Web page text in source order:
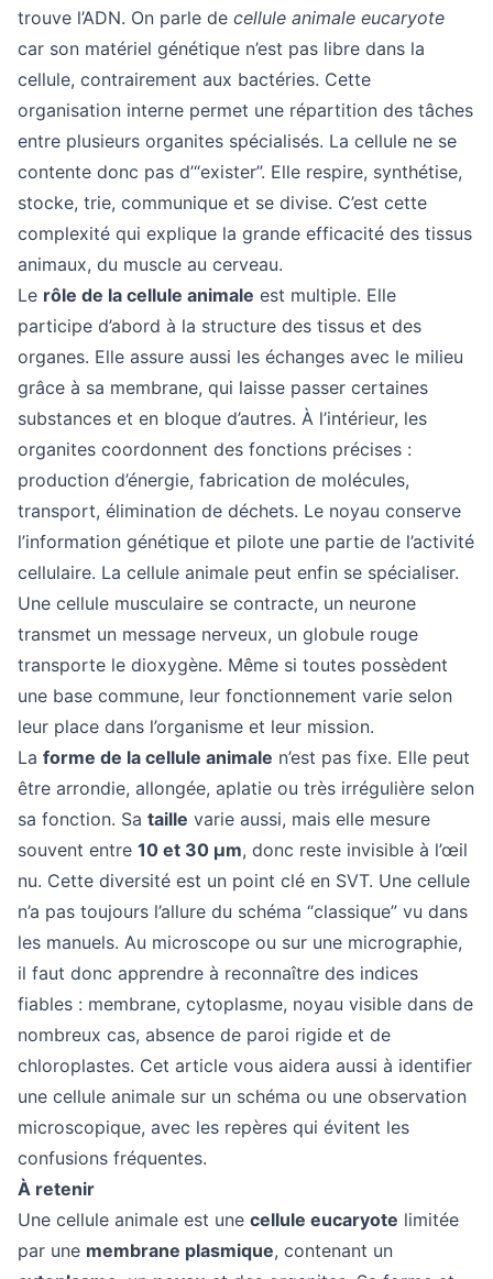
trouve l’ADN. On parle de cellule animale eucaryote
car son matériel génétique n’est pas libre dans la
cellule, contrairement aux bactéries. Cette
organisation interne permet une répartition des tâches
entre plusieurs organites spécialisés. La cellule ne se
contente donc pas d’“exister”. Elle respire, synthétise,
stocke, trie, communique et se divise. C’est cette
complexité qui explique la grande efficacité des tissus
animaux, du muscle au cerveau.
Le rôle de la cellule animale est multiple. Elle
participe d’abord à la structure des tissus et des
organes. Elle assure aussi les échanges avec le milieu
grâce à sa membrane, qui laisse passer certaines
substances et en bloque d’autres. À l’intérieur, les
organites coordonnent des fonctions précises :
production d’énergie, fabrication de molécules,
transport, élimination de déchets. Le noyau conserve
l’information génétique et pilote une partie de l’activité
cellulaire. La cellule animale peut enfin se spécialiser.
Une cellule musculaire se contracte, un neurone
transmet un message nerveux, un globule rouge
transporte le dioxygène. Même si toutes possèdent
une base commune, leur fonctionnement varie selon
leur place dans l’organisme et leur mission.
La forme de la cellule animale n’est pas fixe. Elle peut
être arrondie, allongée, aplatie ou très irrégulière selon
sa fonction. Sa taille varie aussi, mais elle mesure
souvent entre 10 et 30 µm, donc reste invisible à l’œil
nu. Cette diversité est un point clé en SVT. Une cellule
n’a pas toujours l’allure du schéma “classique” vu dans
les manuels. Au microscope ou sur une micrographie,
il faut donc apprendre à reconnaître des indices
fiables : membrane, cytoplasme, noyau visible dans de
nombreux cas, absence de paroi rigide et de
chloroplastes. Cet article vous aidera aussi à identifier
une cellule animale sur un schéma ou une observation
microscopique, avec les repères qui évitent les
confusions fréquentes.
À retenir
Une cellule animale est une cellule eucaryote limitée
par une membrane plasmique, contenant un